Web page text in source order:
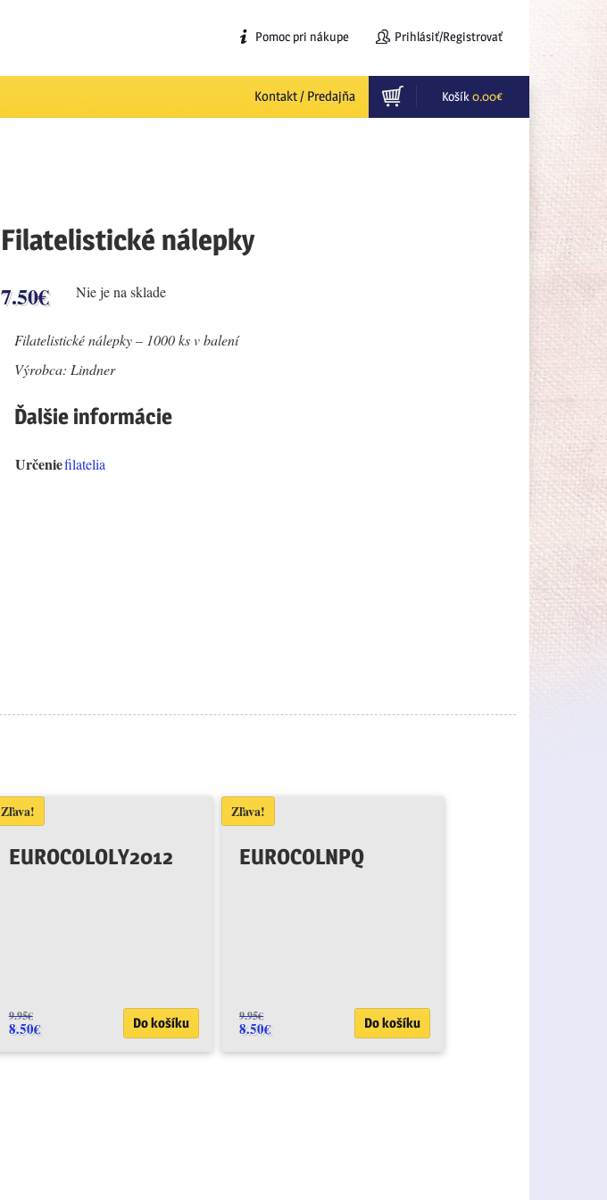
Pomoc pri nákupe Prihlásiť/Registrovať
Košík 0.00€
Kontakt / Predajňa
Filatelistické nálepky
7.50€ Nie je na sklade
Filatelistické nálepky – 1000 ks v balení
Výrobca: Lindner
Ďalšie informácie
Určeniefilatelia
Zľava!
EUROCOLOLY2012
9.95€
8.50€ Do košíku
Zľava!
EUROCOLNPQ
9.95€
8.50€ Do košíku